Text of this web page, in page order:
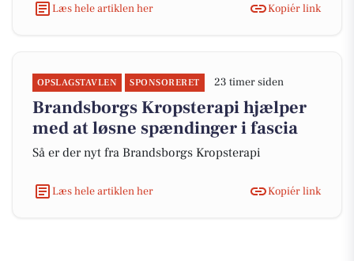
Læs hele artiklen her Kopiér link
OPSLAGSTAVLEN SPONSORERET 23 timer siden
Brandsborgs Kropsterapi hjælper
med at løsne spændinger i fascia
Så er der nyt fra Brandsborgs Kropsterapi
Læs hele artiklen her Kopiér link